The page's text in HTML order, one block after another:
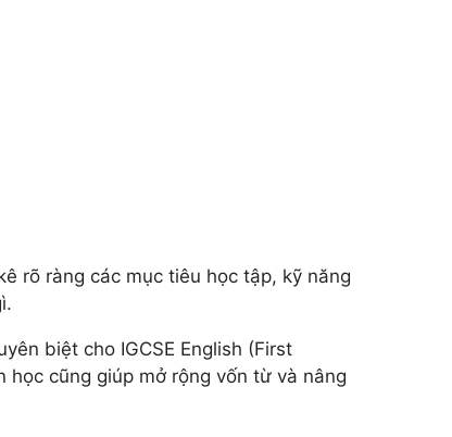
rõ ràng các mục tiêu học tập, kỹ năng
biệt cho IGCSE English (First
cũng giúp mở rộng vốn từ và nâng